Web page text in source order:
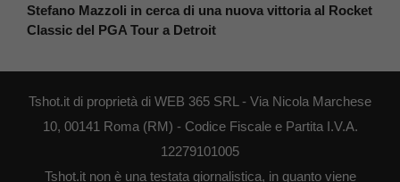
Stefano Mazzoli in cerca di una nuova vittoria al Rocket
Classic del PGA Tour a Detroit
Tshot.it di proprietà di WEB 365 SRL - Via Nicola Marchese
10, 00141 Roma (RM) - Codice Fiscale e Partita I.V.A.
12279101005
Tshot.it non è una testata giornalistica, in quanto viene